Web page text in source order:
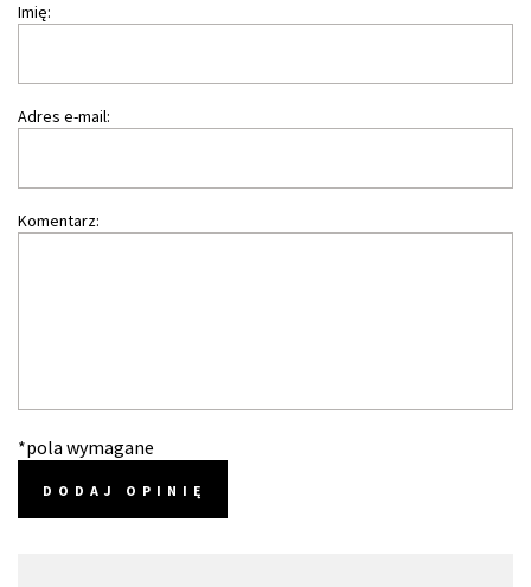
Imię:
Adres e-mail:
Komentarz:
*pola wymagane
DODAJ OPINIĘ